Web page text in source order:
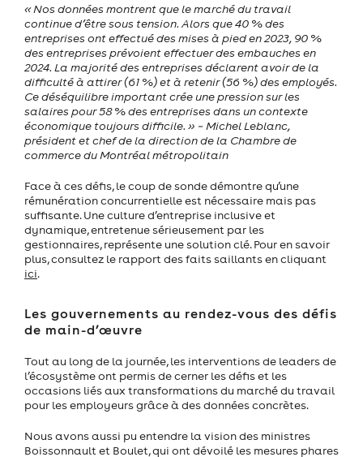
« Nos données montrent que le marché du travail
continue d’être sous tension. Alors que 40 % des
entreprises ont effectué des mises à pied en 2023, 90 %
des entreprises prévoient effectuer des embauches en
2024. La majorité des entreprises déclarent avoir de la
difficulté à attirer (61 %) et à retenir (56 %) des employés.
Ce déséquilibre important crée une pression sur les
salaires pour 58 % des entreprises dans un contexte
économique toujours difficile. » − Michel Leblanc,
président et chef de la direction de la Chambre de
commerce du Montréal métropolitain
Face à ces défis, le coup de sonde démontre qu’une
rémunération concurrentielle est nécessaire mais pas
suffisante. Une culture d’entreprise inclusive et
dynamique, entretenue sérieusement par les
gestionnaires, représente une solution clé. Pour en savoir
plus, consultez le rapport des faits saillants en cliquant
ici.
Les gouvernements au rendez-vous des défis
de main-d’œuvre
Tout au long de la journée, les interventions de leaders de
l’écosystème ont permis de cerner les défis et les
occasions liés aux transformations du marché du travail
pour les employeurs grâce à des données concrètes.
Nous avons aussi pu entendre la vision des ministres
Boissonnault et Boulet, qui ont dévoilé les mesures phares